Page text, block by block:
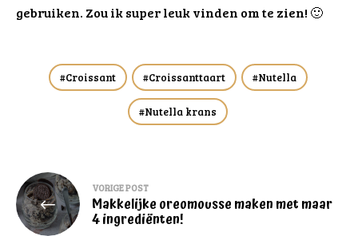
gebruiken. Zou ik super leuk vinden om te zien! 🙂
Croissant Croissanttaart Nutella
Nutella krans
Bericht
navigatie
VORIGE POST
Makkelijke oreomousse maken met maar
4 ingrediënten!